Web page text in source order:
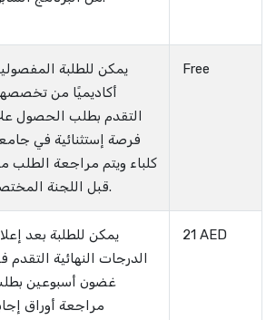
يمكن للطلبة
أكاديميًا من
التقدم بطلب الحصول
فرصة إستثنائية في
كلباء ويتم مراجعة الطلب
قبل اللجنة المختصة.
Free
يمكن للطلبة بعد
الدرجات النهائية التقدم
غضون أسبوعين
مراجعة أوراق
21 AED